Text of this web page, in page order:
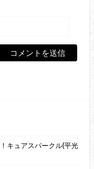
キュアスパークル(平光